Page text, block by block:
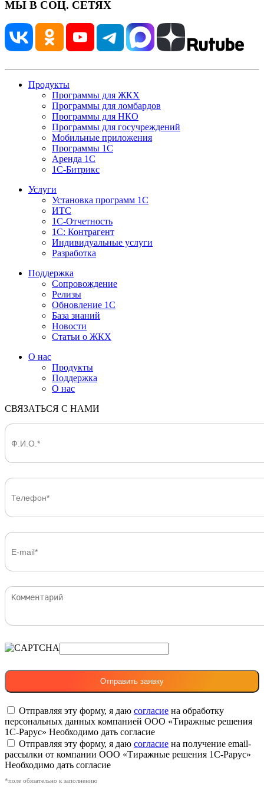
МЫ В СОЦ. СЕТЯХ
Продукты
Программы для ЖКХ
Программы для ломбардов
Программы для НКО
Программы для госучреждений
Мобильные приложения
Программы 1С
Аренда 1С
1С-Битрикс
Услуги
Установка программ 1С
ИТС
1С-Отчетность
1С: Контрагент
Индивидуальные услуги
Разработка
Поддержка
Сопровождение
Релизы
Обновление 1С
База знаний
Новости
Статьи о ЖКХ
О нас
Продукты
Поддержка
О нас
СВЯЗАТЬСЯ С НАМИ
Отправляя эту форму, я даю согласие на обработку
персональных данных компанией ООО «Тиражные решения
1С-Рарус» Необходимо дать согласие
Отправляя эту форму, я даю согласие на получение email-
рассылки от компании ООО «Тиражные решения 1С-Рарус»
Необходимо дать согласие
*поле обязательно к заполнению